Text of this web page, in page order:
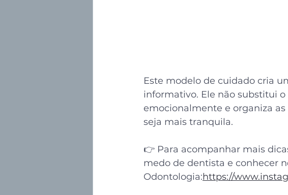
Este modelo de cuidado cria
informativo. Ele não substitui
emocionalmente e organiza
seja mais tranquila.
👉 Para acompanhar mais
medo de dentista e conhecer
Odontologia:https://